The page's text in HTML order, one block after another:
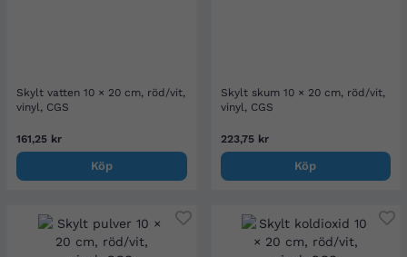
Skylt vatten 10 × 20 cm, röd/vit,
vinyl, CGS
161,25 kr
Köp
Skylt skum 10 × 20 cm, röd/vit,
vinyl, CGS
223,75 kr
Köp